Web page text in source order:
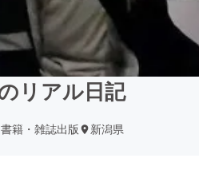
リアル日記
書籍・雑誌出版 新潟県